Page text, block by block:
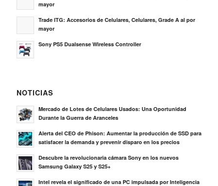
mayor
Trade ITG: Accesorios de Celulares, Celulares, Grade A al por
mayor
Sony PS5 Dualsense Wireless Controller
NOTICIAS
Mercado de Lotes de Celulares Usados: Una Oportunidad
Durante la Guerra de Aranceles
Alerta del CEO de Phison: Aumentar la producción de SSD para
satisfacer la demanda y prevenir disparo en los precios
Descubre la revolucionaria cámara Sony en los nuevos
Samsung Galaxy S25 y S25+
Intel revela el significado de una PC impulsada por Inteligencia